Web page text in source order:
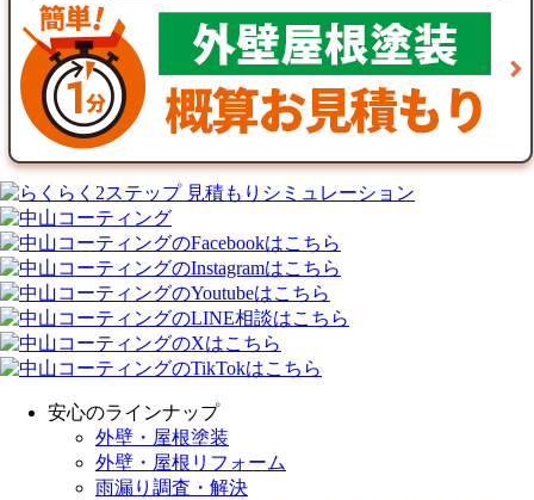
安心のラインナップ
外壁・屋根塗装
外壁・屋根リフォーム
雨漏り調査・解決